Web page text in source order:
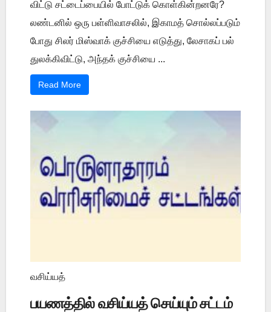
விட்டு சட்டைப்பையில் போட்டுக் கொள்கின்றனரே?
லண்டனில் ஒரு பள்ளிவாசலில், இகாமத் சொல்லப்படும்
போது சிலர் மிஸ்வாக் குச்சியை எடுத்து, லேசாகப் பல்
துலக்கிவிட்டு, அந்தக் குச்சியை ...
Read More
வசிய்யத்
பயணத்தில் வசிய்யத் செய்யும் சட்டம்